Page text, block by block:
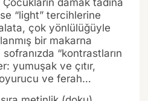
damak tadına
“light” tercihlerine
çok yönlülüğüyle
bir makarna
“kontrastların
yumuşak ve çıtır,
ve ferah…